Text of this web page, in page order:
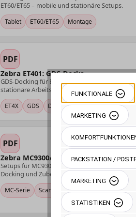
ET60/ET65 – mobile und stationäre Setups.
Tablet ET60/ET65 Montage
PDF
Zebra ET401: GDS-Docks
GDS-Docking für ET401 – für Fahrzeug, Lager
stationäre Arbeitsplätze.
ET4X GDS Docking
PDF
Zebra MC9300/MC9400
Setups für MC9300/MC9400 – stabile Montage,
Docking und Zubehör im Überblick.
MC-Serie Scanner Montage
FUNKTIONALE
MARKETING
PACKSTATION /
MARKETING
STATISTIKEN